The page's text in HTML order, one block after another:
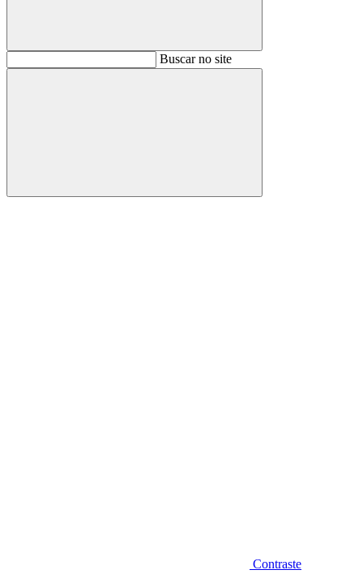
BuscarBuscar no site
Buscar
Contraste